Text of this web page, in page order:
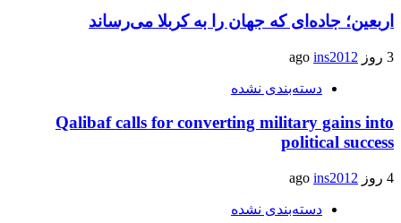
اربعین؛ جاده‌ای که جهان را به کربلا می‌رساند
3 روز ago ins2012
دسته‌بندی نشده
Qalibaf calls for converting military gains into
political success
4 روز ago ins2012
دسته‌بندی نشده